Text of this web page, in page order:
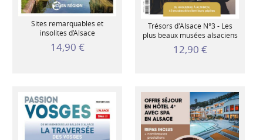
Sites remarquables et
insolites d’Alsace
14,90 €
Trésors d'Alsace N°3 - Les
plus beaux musées alsaciens
12,90 €